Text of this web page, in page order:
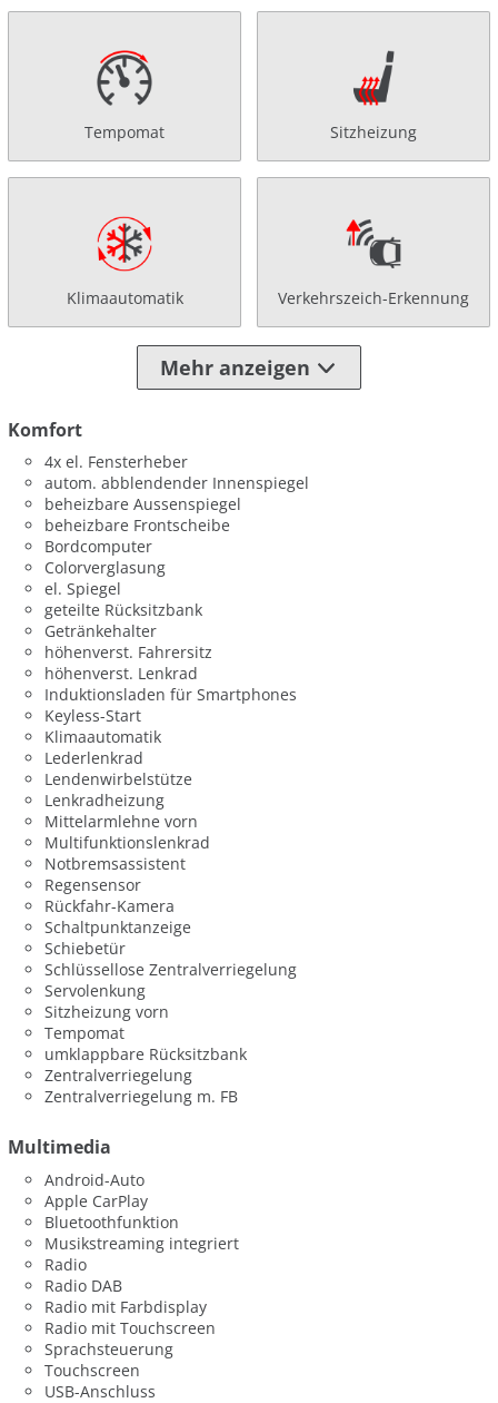
Tempomat Sitzheizung
Klimaautomatik Verkehrszeich-Erkennung
Mehr anzeigen
Komfort
4x el. Fensterheber
autom. abblendender Innenspiegel
beheizbare Aussenspiegel
beheizbare Frontscheibe
Bordcomputer
Colorverglasung
el. Spiegel
geteilte Rücksitzbank
Getränkehalter
höhenverst. Fahrersitz
höhenverst. Lenkrad
Induktionsladen für Smartphones
Keyless-Start
Klimaautomatik
Lederlenkrad
Lendenwirbelstütze
Lenkradheizung
Mittelarmlehne vorn
Multifunktionslenkrad
Notbremsassistent
Regensensor
Rückfahr-Kamera
Schaltpunktanzeige
Schiebetür
Schlüssellose Zentralverriegelung
Servolenkung
Sitzheizung vorn
Tempomat
umklappbare Rücksitzbank
Zentralverriegelung
Zentralverriegelung m. FB
Multimedia
Android-Auto
Apple CarPlay
Bluetoothfunktion
Musikstreaming integriert
Radio
Radio DAB
Radio mit Farbdisplay
Radio mit Touchscreen
Sprachsteuerung
Touchscreen
USB-Anschluss